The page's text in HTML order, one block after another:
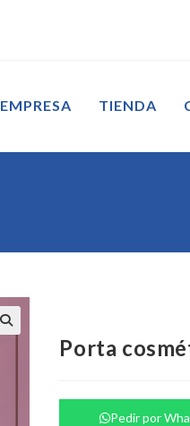
EMPRESA TIENDA
Porta
Pedir por